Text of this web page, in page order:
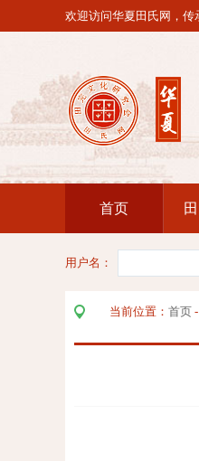
欢迎访问华夏田氏网，传
首页
用户名：
当前位置： 首页 -